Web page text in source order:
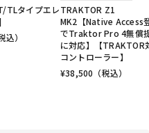
TLタイプエレ
込）
TRAKTOR Z1
MK2【Native Access
でTraktor Pro 4無償
に対応】【TRAKTOR
コントローラー】
¥38,500 （税込）